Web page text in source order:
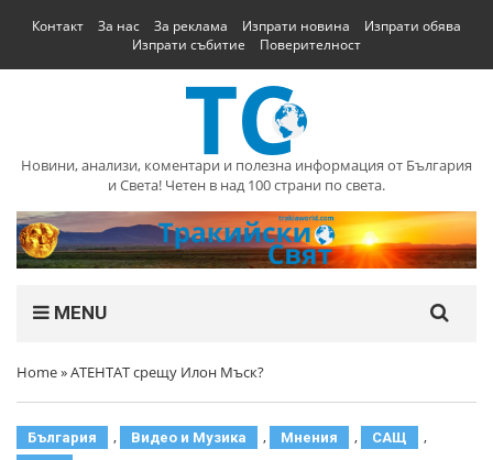
Контакт За нас За реклама Изпрати новина
Изпрати обява
Изпрати събитие
Поверителност
Новини, анализи, коментари и полезна информация от България
и Света! Четен в над 100 страни по света.
MENU
Home»АТЕНТАТ срещу Илон Мъск?
България , Видео и Музика , Мнения , САЩ ,